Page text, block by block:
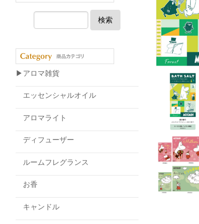
検索
▶アロマ雑貨
エッセンシャルオイル
アロマライト
ディフューザー
ルームフレグランス
お香
キャンドル